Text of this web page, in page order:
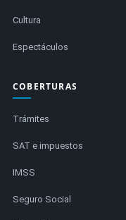
Cultura
Espectáculos
COBERTURAS
Trámites
SAT e impuestos
IMSS
Seguro Social